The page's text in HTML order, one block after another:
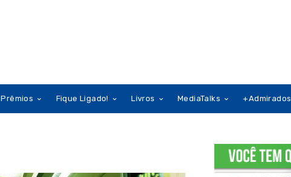
Prêmios Fique Ligado! Livros MediaTalks +Admirados